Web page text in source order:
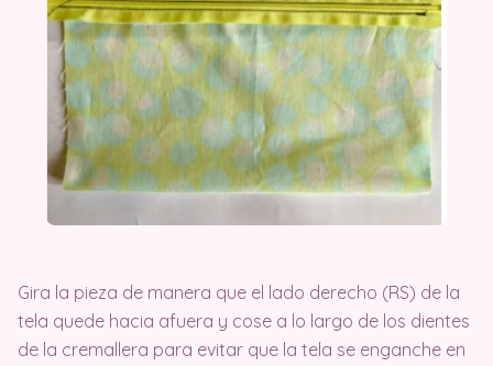
Gira la pieza de manera que el lado derecho (RS) de la
tela quede hacia afuera y cose a lo largo de los dientes
de la cremallera para evitar que la tela se enganche en